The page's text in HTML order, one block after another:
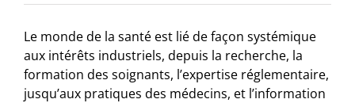
Le monde de la santé est lié de façon systémique
aux intérêts industriels, depuis la recherche, la
formation des soignants, l’expertise réglementaire,
jusqu’aux pratiques des médecins, et l’information